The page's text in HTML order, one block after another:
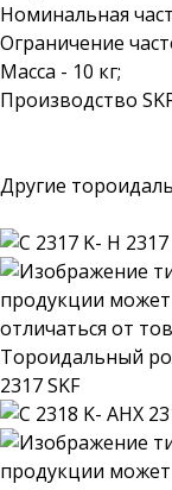
Номинальная
Ограничение
Масса - 10 кг;
Производство
Другие
Тороидальный
2317 SKF